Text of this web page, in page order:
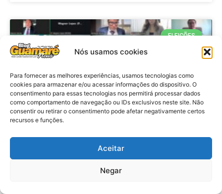
Nós usamos cookies
Para fornecer as melhores experiências, usamos tecnologias como
cookies para armazenar e/ou acessar informações do dispositivo. O
consentimento para essas tecnologias nos permitirá processar dados
como comportamento de navegação ou IDs exclusivos neste site. Não
consentir ou retirar o consentimento pode afetar negativamente certos
recursos e funções.
Aceitar
Negar
ELEIÇÕES
Eleições 2026: procuradores e
promotores eleitorais realizam
reunião de alinhamento no RN